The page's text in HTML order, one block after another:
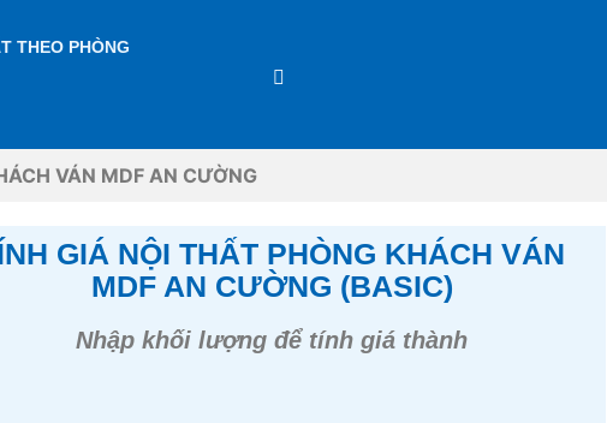
THEO PHÒNG
VÁN MDF AN CƯỜNG
GIÁ NỘI THẤT PHÒNG KHÁCH VÁN
MDF AN CƯỜNG (BASIC)
Nhập khối lượng để tính giá thành